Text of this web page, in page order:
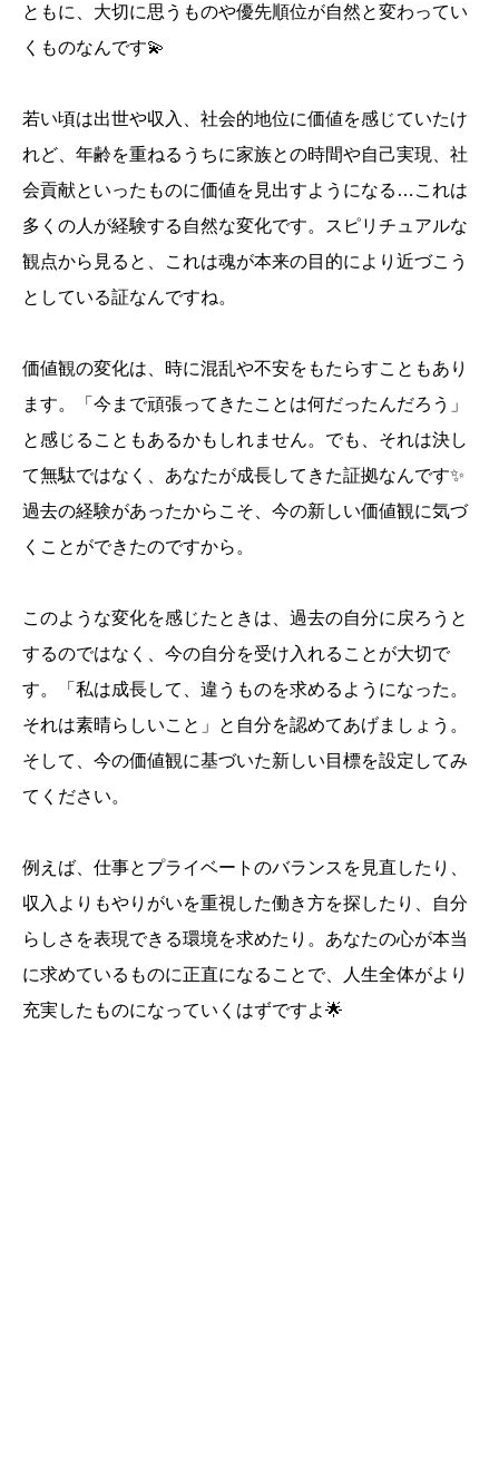
ともに、大切に思うものや優先順位が自然と変わってい
くものなんです💫
若い頃は出世や収入、社会的地位に価値を感じていたけ
れど、年齢を重ねるうちに家族との時間や自己実現、社
会貢献といったものに価値を見出すようになる…これは
多くの人が経験する自然な変化です。スピリチュアルな
観点から見ると、これは魂が本来の目的により近づこう
としている証なんですね。
価値観の変化は、時に混乱や不安をもたらすこともあり
ます。「今まで頑張ってきたことは何だったんだろう」
と感じることもあるかもしれません。でも、それは決し
て無駄ではなく、あなたが成長してきた証拠なんです✨
過去の経験があったからこそ、今の新しい価値観に気づ
くことができたのですから。
このような変化を感じたときは、過去の自分に戻ろうと
するのではなく、今の自分を受け入れることが大切で
す。「私は成長して、違うものを求めるようになった。
それは素晴らしいこと」と自分を認めてあげましょう。
そして、今の価値観に基づいた新しい目標を設定してみ
てください。
例えば、仕事とプライベートのバランスを見直したり、
収入よりもやりがいを重視した働き方を探したり、自分
らしさを表現できる環境を求めたり。あなたの心が本当
に求めているものに正直になることで、人生全体がより
充実したものになっていくはずですよ🌟